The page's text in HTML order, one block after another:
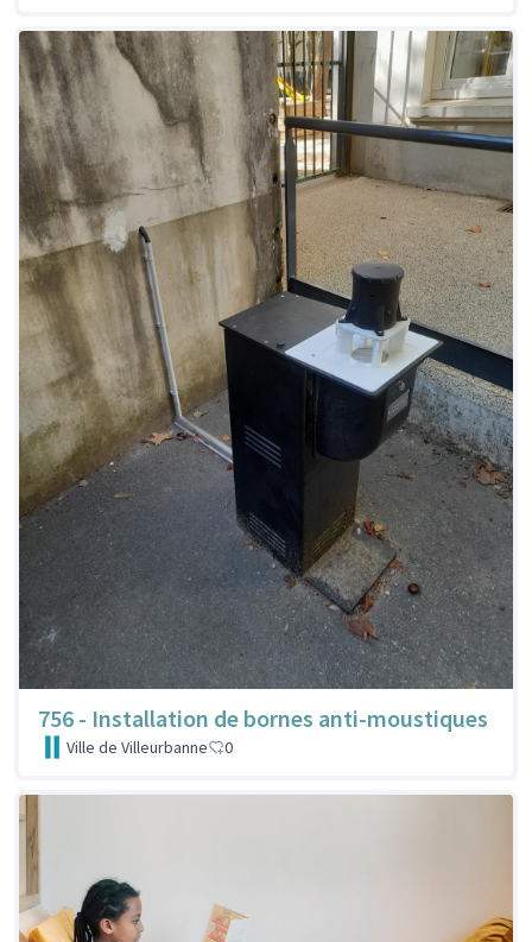
756 - Installation de bornes anti-moustiques
Ville de Villeurbanne 0